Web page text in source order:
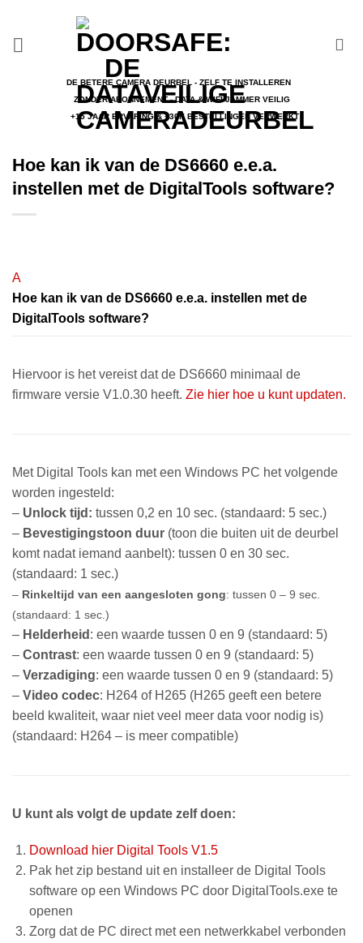
inhoud
DE BETERE CAMERA DEURBEL - ZELF TE INSTALLEREN
ZONDER ABONNEMENT - DATA & WIFI JAMMER VEILIG
+15 JAAR ERVARING & +30K BESTELLINGEN VERWERKT
Hoe kan ik van de DS6660 e.e.a.
instellen met de DigitalTools software?
A
Hoe kan ik van de DS6660 e.e.a. instellen met de
DigitalTools software?
Hiervoor is het vereist dat de DS6660 minimaal de
firmware versie V1.0.30 heeft. Zie hier hoe u kunt updaten.
Met Digital Tools kan met een Windows PC het volgende
worden ingesteld:
– Unlock tijd: tussen 0,2 en 10 sec. (standaard: 5 sec.)
– Bevestigingstoon duur (toon die buiten uit de deurbel
komt nadat iemand aanbelt): tussen 0 en 30 sec.
(standaard: 1 sec.)
– Rinkeltijd van een aangesloten gong: tussen 0 – 9 sec.
(standaard: 1 sec.)
– Helderheid : een waarde tussen 0 en 9 (standaard: 5)
– Contrast: een waarde tussen 0 en 9 (standaard: 5)
– Verzadiging: een waarde tussen 0 en 9 (standaard: 5)
– Video codec: H264 of H265 (H265 geeft een betere
beeld kwaliteit, waar niet veel meer data voor nodig is)
(standaard: H264 – is meer compatible)
U kunt als volgt de update zelf doen:
Download hier Digital Tools V1.5
Pak het zip bestand uit en installeer de Digital Tools
software op een Windows PC door DigitalTools.exe te
openen
Zorg dat de PC direct met een netwerkkabel verbonden